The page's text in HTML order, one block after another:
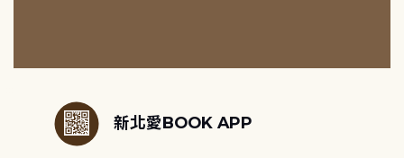
新北愛BOOK APP